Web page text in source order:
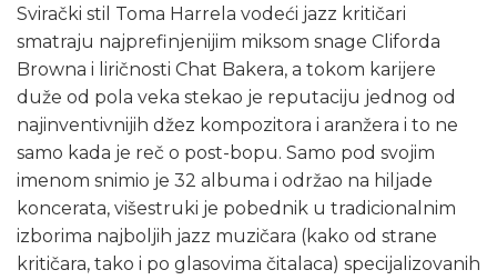
Svirački stil Toma Harrela vodeći jazz kritičari
smatraju najprefinjenijim miksom snage Cliforda
Browna i liričnosti Chat Bakera, a tokom karijere
duže od pola veka stekao je reputaciju jednog od
najinventivnijih džez kompozitora i aranžera i to ne
samo kada je reč o post-bopu. Samo pod svojim
imenom snimio je 32 albuma i održao na hiljade
koncerata, višestruki je pobednik u tradicionalnim
izborima najboljih jazz muzičara (kako od strane
kritičara, tako i po glasovima čitalaca) specijalizovanih